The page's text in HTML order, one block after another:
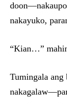
nakayuko,
“Kian…”
Tumingala ang